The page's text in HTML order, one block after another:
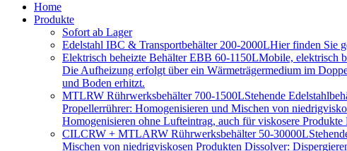
Home
Produkte
Sofort ab Lager
Edelstahl IBC & Transportbehälter 200-2000LHier finden Sie
Elektrisch beheizte Behälter EBB 60-1150LMobile, elektrisch
Die Aufheizung erfolgt über ein Wärmeträgermedium im
und Boden erhitzt.
MTLRW Rührwerksbehälter 700-1500LStehende
Propellerrührer: Homogenisieren und Mischen von
Homogenisieren ohne Lufteintrag, auch für viskosere
CILCRW + MTLARW Rührwerksbehälter 50-30000L
Mischen von niedrigviskosen Produkten Dissolver: